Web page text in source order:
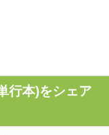
行本)をシェア